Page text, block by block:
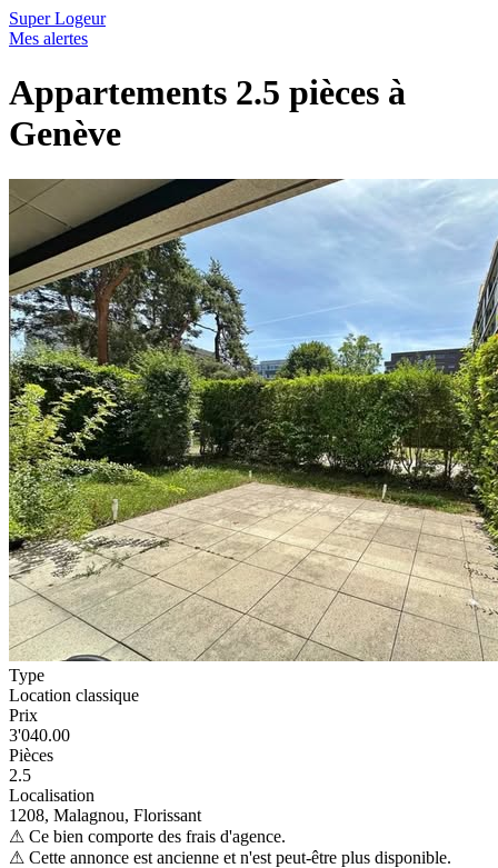
Super Logeur
Mes alertes
Appartements 2.5 pièces à
Genève
Type
Location classique
Prix
3'040.00
Pièces
2.5
Localisation
1208, Malagnou, Florissant
⚠ Ce bien comporte des frais d'agence.
⚠ Cette annonce est ancienne et n'est peut-être plus disponible.